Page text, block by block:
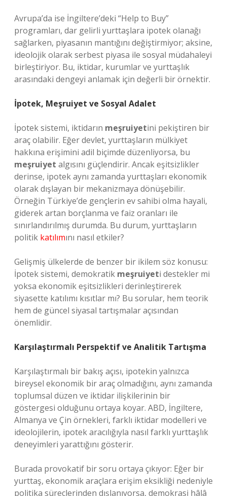
Avrupa’da ise İngiltere’deki “Help to Buy”
programları, dar gelirli yurttaşlara ipotek olanağı
sağlarken, piyasanın mantığını değiştirmiyor; aksine,
ideolojik olarak serbest piyasa ile sosyal müdahaleyi
birleştiriyor. Bu, iktidar, kurumlar ve yurttaşlık
arasındaki dengeyi anlamak için değerli bir örnektir.
İpotek, Meşruiyet ve Sosyal Adalet
İpotek sistemi, iktidarın meşruiyetini pekiştiren bir
araç olabilir. Eğer devlet, yurttaşların mülkiyet
hakkına erişimini adil biçimde düzenliyorsa, bu
meşruiyet algısını güçlendirir. Ancak eşitsizlikler
derinse, ipotek aynı zamanda yurttaşları ekonomik
olarak dışlayan bir mekanizmaya dönüşebilir.
Örneğin Türkiye’de gençlerin ev sahibi olma hayali,
giderek artan borçlanma ve faiz oranları ile
sınırlandırılmış durumda. Bu durum, yurttaşların
politik katılımını nasıl etkiler?
Gelişmiş ülkelerde de benzer bir ikilem söz konusu:
İpotek sistemi, demokratik meşruiyeti destekler mi
yoksa ekonomik eşitsizlikleri derinleştirerek
siyasette katılımı kısıtlar mı? Bu sorular, hem teorik
hem de güncel siyasal tartışmalar açısından
önemlidir.
Karşılaştırmalı Perspektif ve Analitik Tartışma
Karşılaştırmalı bir bakış açısı, ipotekin yalnızca
bireysel ekonomik bir araç olmadığını, aynı zamanda
toplumsal düzen ve iktidar ilişkilerinin bir
göstergesi olduğunu ortaya koyar. ABD, İngiltere,
Almanya ve Çin örnekleri, farklı iktidar modelleri ve
ideolojilerin, ipotek aracılığıyla nasıl farklı yurttaşlık
deneyimleri yarattığını gösterir.
Burada provokatif bir soru ortaya çıkıyor: Eğer bir
yurttaş, ekonomik araçlara erişim eksikliği nedeniyle
politika süreçlerinden dışlanıyorsa, demokrasi hâlâ